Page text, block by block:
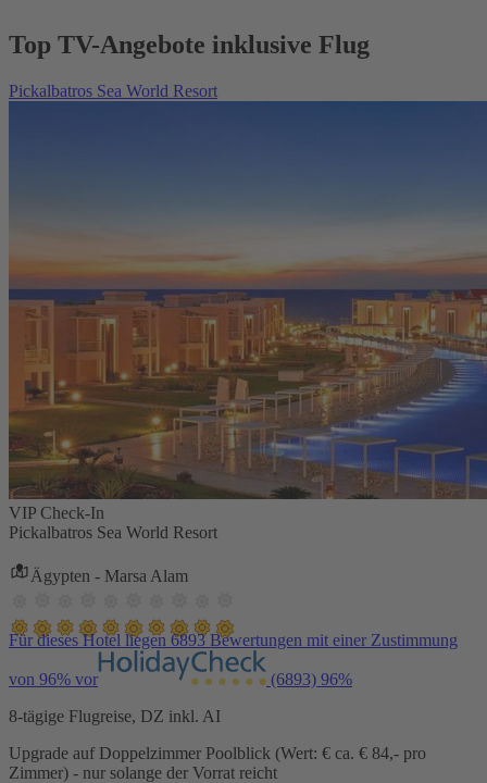
Top TV-Angebote inklusive Flug
Pickalbatros Sea World Resort
VIP Check-In
Pickalbatros Sea World Resort
Ägypten - Marsa Alam
Für dieses Hotel liegen 6893 Bewertungen mit einer Zustimmung
von 96% vor (6893) 96%
8-tägige Flugreise, DZ inkl. AI
Upgrade auf Doppelzimmer Poolblick (Wert: € ca. € 84,- pro
Zimmer) - nur solange der Vorrat reicht